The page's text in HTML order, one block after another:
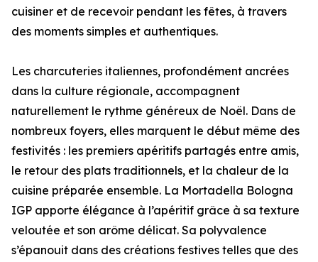
cuisiner et de recevoir pendant les fêtes, à travers
des moments simples et authentiques.
Les charcuteries italiennes, profondément ancrées
dans la culture régionale, accompagnent
naturellement le rythme généreux de Noël. Dans de
nombreux foyers, elles marquent le début même des
festivités : les premiers apéritifs partagés entre amis,
le retour des plats traditionnels, et la chaleur de la
cuisine préparée ensemble. La Mortadella Bologna
IGP apporte élégance à l’apéritif grâce à sa texture
veloutée et son arôme délicat. Sa polyvalence
s’épanouit dans des créations festives telles que des